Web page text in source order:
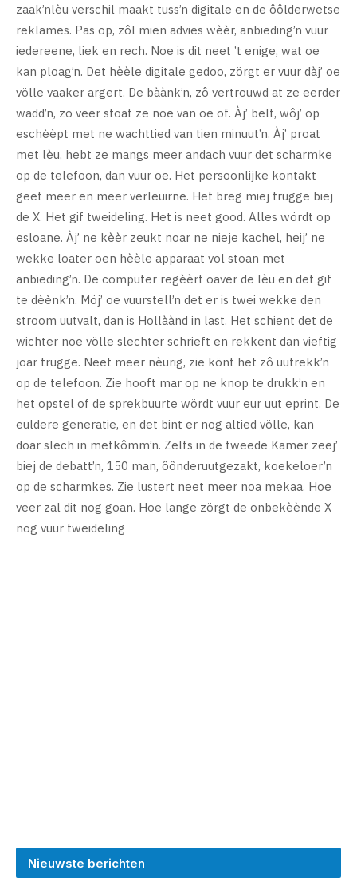
zaak’nlèu verschil maakt tuss’n digitale en de ôôlderwetse
reklames. Pas op, zôl mien advies wèèr, anbieding’n vuur
iedereene, liek en rech. Noe is dit neet ’t enige, wat oe
kan ploag’n. Det hèèle digitale gedoo, zörgt er vuur dàj’ oe
völle vaaker argert. De bàànk’n, zô vertrouwd at ze eerder
wadd’n, zo veer stoat ze noe van oe of. Àj’ belt, wôj’ op
eschèèpt met ne wachttied van tien minuut’n. Àj’ proat
met lèu, hebt ze mangs meer andach vuur det scharmke
op de telefoon, dan vuur oe. Het persoonlijke kontakt
geet meer en meer verleuirne. Het breg miej trugge biej
de X. Het gif tweideling. Het is neet good. Alles wördt op
esloane. Àj’ ne kèèr zeukt noar ne nieje kachel, heij’ ne
wekke loater oen hèèle apparaat vol stoan met
anbieding’n. De computer regèèrt oaver de lèu en det gif
te dèènk’n. Möj’ oe vuurstell’n det er is twei wekke den
stroom uutvalt, dan is Hollàànd in last. Het schient det de
wichter noe völle slechter schrieft en rekkent dan vieftig
joar trugge. Neet meer nèurig, zie könt het zô uutrekk’n
op de telefoon. Zie hooft mar op ne knop te drukk’n en
het opstel of de sprekbuurte wördt vuur eur uut eprint. De
euldere generatie, en det bint er nog altied völle, kan
doar slech in metkômm’n. Zelfs in de tweede Kamer zeej’
biej de debatt’n, 150 man, ôônderuutgezakt, koekeloer’n
op de scharmkes. Zie lustert neet meer noa mekaa. Hoe
veer zal dit nog goan. Hoe lange zörgt de onbekèènde X
nog vuur tweideling
Nieuwste berichten